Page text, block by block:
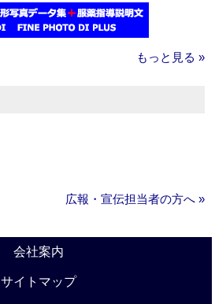
もっと見る »
広報・宣伝担当者の方へ »
会社案内
サイトマップ